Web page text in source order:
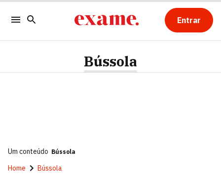
Entrar
Bússola
Um conteúdo Bússola
Home Bússola